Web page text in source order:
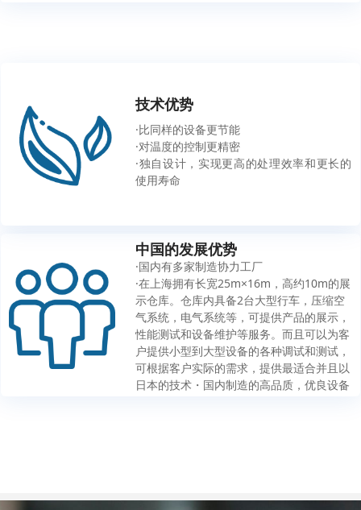
中国的发展优势
·国内有多家制造协力工厂
·在上海拥有长宽25m×16m，高约10m的展
示仓库。仓库内具备2台大型行车，压缩空
气系统，电气系统等，可提供产品的展示，
性能测试和设备维护等服务。而且可以为客
户提供小型到大型设备的各种调试和测试，
可根据客户实际的需求，提供最适合并且以
日本的技术・国内制造的高品质，优良设备
技术优势
·比同样的设备更节能
·对温度的控制更精密
·独自设计，实现更高的处理效率和更长的
使用寿命